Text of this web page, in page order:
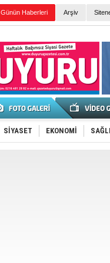
Günün Haberleri Arşiv
SİYASET EKONOMİ